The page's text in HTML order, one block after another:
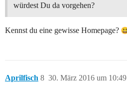
würdest Du da vorgehen?
Kennst du eine gewisse Homepage?
Aprilfisch 30. März 2016 um 10:49
8